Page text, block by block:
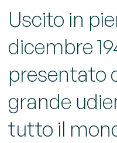
Uscito in
dicembre
presentato
grande
tutto il